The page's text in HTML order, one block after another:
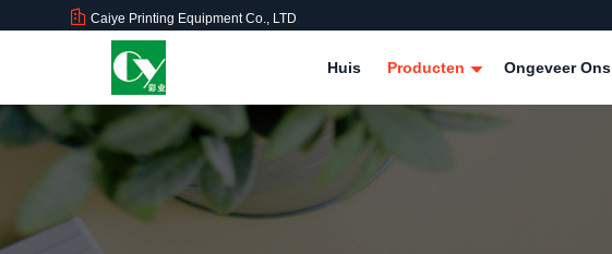
Caiye Printing Equipment Co., LTD
Huis Producten Ongeveer Ons